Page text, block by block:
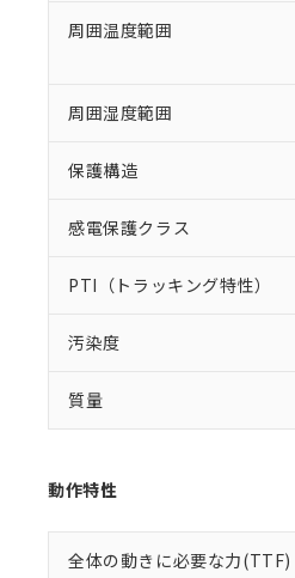
周囲温度範囲
周囲湿度範囲
保護構造
感電保護クラス
PTI（トラッキング特性）
汚染度
質量
動作特性
全体の動きに必要な力(TTF)